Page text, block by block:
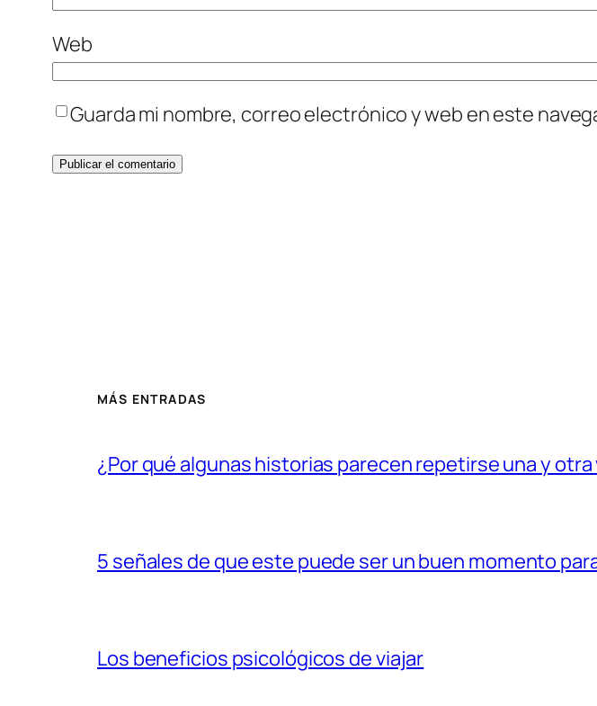
Web
Guarda mi nombre, correo electrónico y web en este
MÁS ENTRADAS
¿Por qué algunas historias parecen repetirse una y
5 señales de que este puede ser un buen momento
Los beneficios psicológicos de viajar